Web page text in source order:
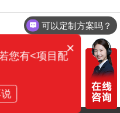
可以定制方案吗？
×
您有<项目配